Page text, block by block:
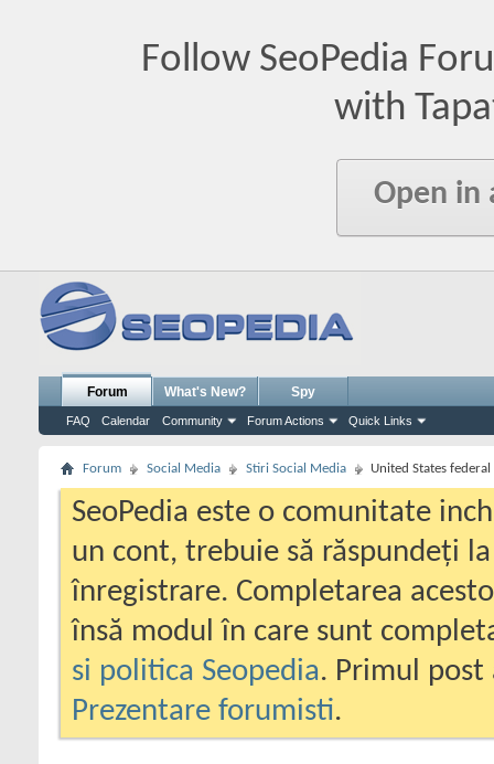
Follow SeoPedia
with
Open in
Forum
FAQ Calendar Community Forum Actions Quick Links
What's New? Spy
Forum Social Media Stiri Social Media United States
SeoPedia este o comunitate
un cont, trebuie să răspundeți
înregistrare. Completarea
însă modul în care sunt
si politica Seopedia. Primul
Prezentare forumisti.